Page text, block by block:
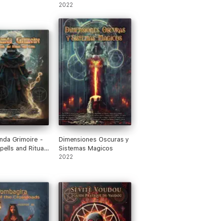
2022
Grimoire -
and Rituals
Dimensiones Oscuras y
Sistemas Magicos
2022